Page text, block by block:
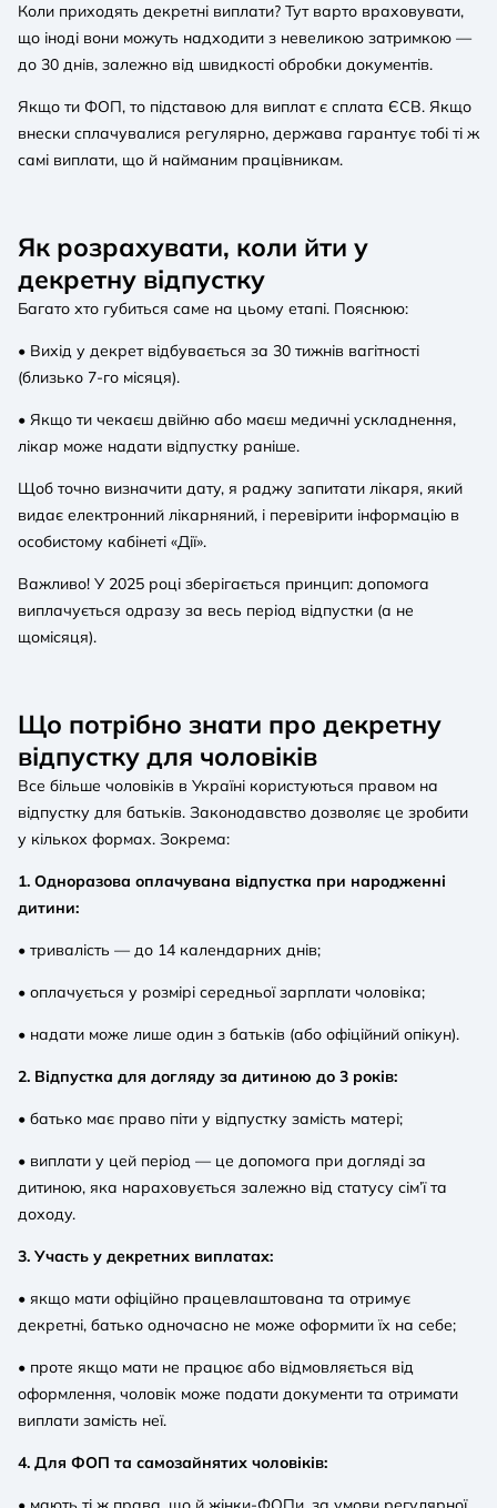
Коли приходять декретні виплати? Тут варто враховувати,
що іноді вони можуть надходити з невеликою затримкою —
до 30 днів, залежно від швидкості обробки документів.
Якщо ти ФОП, то підставою для виплат є сплата ЄСВ. Якщо
внески сплачувалися регулярно, держава гарантує тобі ті ж
самі виплати, що й найманим працівникам.
Як розрахувати, коли йти у
декретну відпустку
Багато хто губиться саме на цьому етапі. Пояснюю:
• Вихід у декрет відбувається за 30 тижнів вагітності
(близько 7-го місяця).
• Якщо ти чекаєш двійню або маєш медичні ускладнення,
лікар може надати відпустку раніше.
Щоб точно визначити дату, я раджу запитати лікаря, який
видає електронний лікарняний, і перевірити інформацію в
особистому кабінеті «Дії».
Важливо! У 2025 році зберігається принцип: допомога
виплачується одразу за весь період відпустки (а не
щомісяця).
Що потрібно знати про декретну
відпустку для чоловіків
Все більше чоловіків в Україні користуються правом на
відпустку для батьків. Законодавство дозволяє це зробити
у кількох формах. Зокрема:
1. Одноразова оплачувана відпустка при народженні
дитини:
• тривалість — до 14 календарних днів;
• оплачується у розмірі середньої зарплати чоловіка;
• надати може лише один з батьків (або офіційний опікун).
2. Відпустка для догляду за дитиною до 3 років:
• батько має право піти у відпустку замість матері;
• виплати у цей період — це допомога при догляді за
дитиною, яка нараховується залежно від статусу сім’ї та
доходу.
3. Участь у декретних виплатах:
• якщо мати офіційно працевлаштована та отримує
декретні, батько одночасно не може оформити їх на себе;
• проте якщо мати не працює або відмовляється від
оформлення, чоловік може подати документи та отримати
виплати замість неї.
4. Для ФОП та самозайнятих чоловіків: